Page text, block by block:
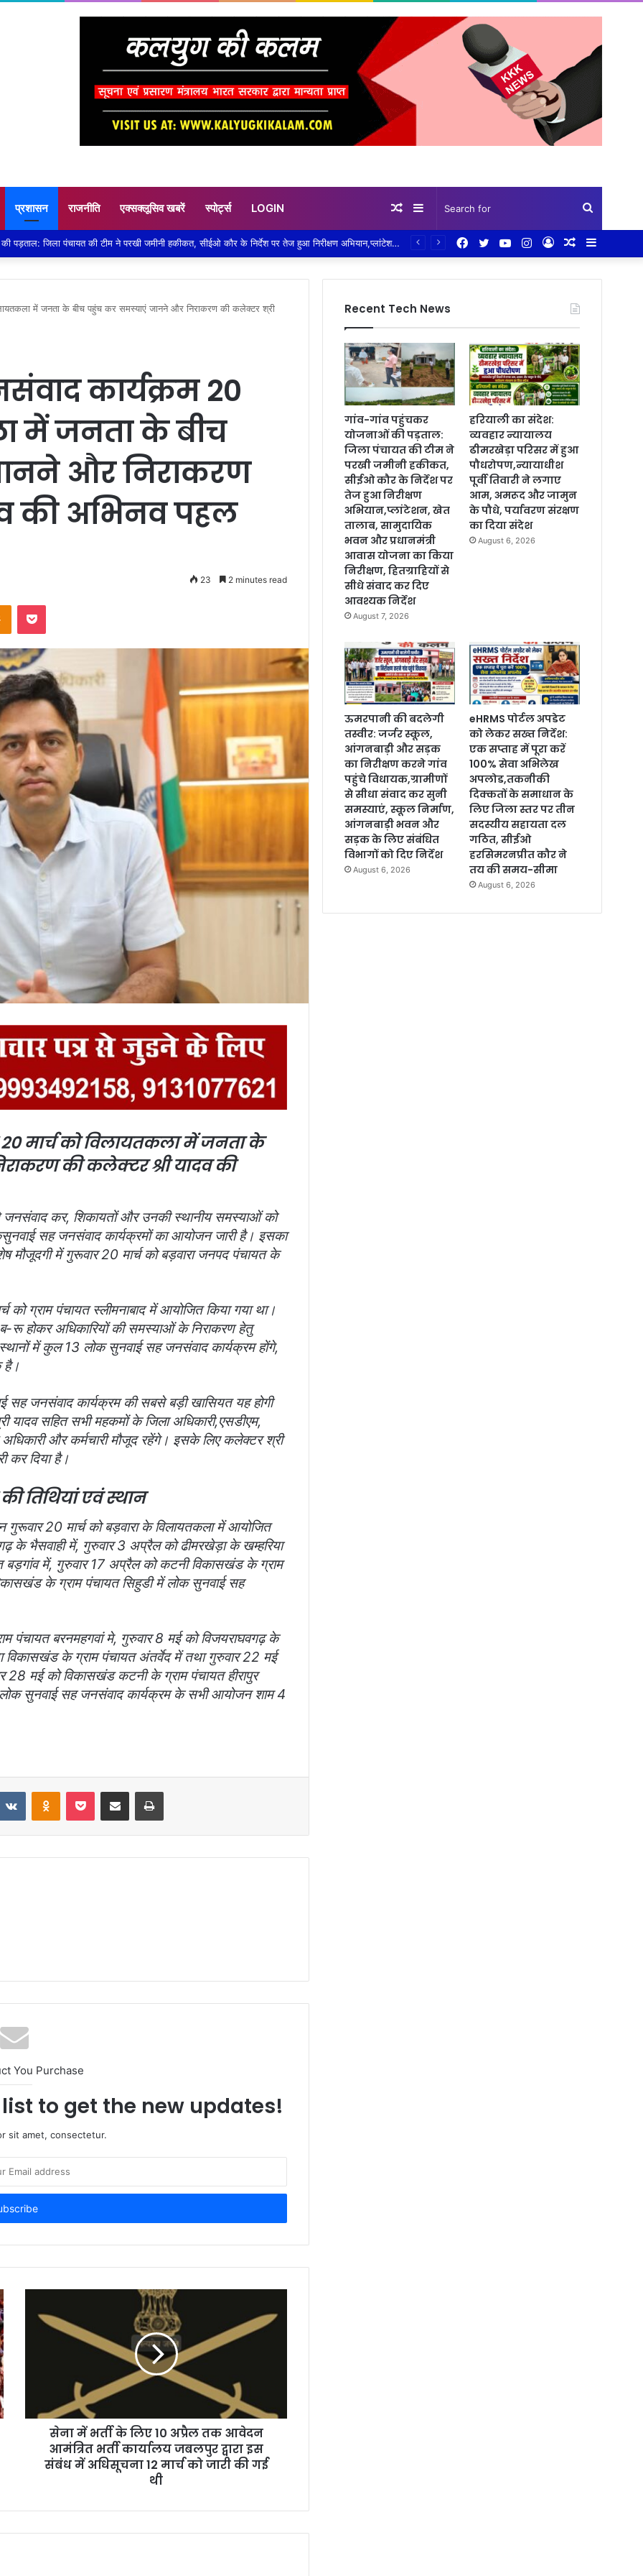
प्रशासन राजनीति एक्सक्लूसिव खबरें स्पोर्ट्स LOGIN
for
Sidebar
Random
हरियाली का संदेश: व्यवहार न्यायालय ढीमरखेड़ा परिसर में हुआ पौधरोपण,न्यायाधीश पूर्वी तिवारी ने लगाए आम, अमरूद और जामुन के पौधे, पर्यावरण संरक्षण का दिया संदेश
Random
Log
Instagram
YouTube
Twitter
Facebook
में जनता के बीच पहुंच कर समस्याएं जानने और निराकरण की कलेक्टर श्री
कार्यक्रम 20
में जनता के बीच
और निराकरण
की अभिनव पहल
23 2 minutes read
मार्च को विलायतकला मेंजनता के
की कलेक्टर श्री यादव की
कर, शिकायतों और उनकी स्थानीय समस्याओं को
सह जनसंवाद कार्यक्रमों का आयोजन जारी है। इसका
मौजूदगी में गुरूवार 20 मार्च को बड़वारा जनपद पंचायत के
को ग्राम पंचायत स्लीमनाबाद में आयोजित किया गया था।
रू होकर अधिकारियों की समस्याओं के निराकरण हेतु
में कुल 13 लोक सुनवाई सह जनसंवाद कार्यक्रम होंगे,
है।
सह जनसंवाद कार्यक्रम की सबसे बड़ी खासियत यह होगी
सहित सभी महकमों के जिला अधिकारी,एसडीएम,
और कर्मचारी मौजूद रहेंगे। इसके लिए कलेक्टर श्री
कर दिया है।
तिथियां एवं स्थान
20 मार्च को बड़वारा के विलायतकला में आयोजित
के भैसवाही में, गुरुवार 3 अप्रैल को ढीमरखेड़ा के खम्हरिया
बड़गांव में, गुरुवार 17 अप्रैल को कटनी विकासखंड के ग्राम
के ग्राम पंचायत सिहुडी में लोक सुनवाई सह
पंचायत बरनमहगवां मे, गुरुवार 8 मई को विजयराघवगढ़ के
विकासखंड के ग्राम पंचायत अंतर्वेद में तथा गुरुवार 22 मई
28 मई को विकासखंड कटनी के ग्राम पंचायत हीरापुर
सुनवाई सह जनसंवाद कार्यक्रम के सभी आयोजन शाम 4
You Purchase
to get the new updates!
sit amet, consectetur.
सेना में भर्ती के लिए 10 अप्रैल तक आवेदन
आमंत्रित भर्ती कार्यालय जबलपुर द्वारा इस
संबंध में अधिसूचना 12 मार्च को जारी की गई
थी
Recent Tech News
गांव-गांव पहुंचकर
योजनाओं की पड़ताल:
जिला पंचायत की टीम ने
परखी जमीनी हकीकत,
सीईओ कौर के निर्देश पर
तेज हुआ निरीक्षण
अभियान,प्लांटेशन, खेत
तालाब, सामुदायिक
भवन और प्रधानमंत्री
आवास योजना का किया
निरीक्षण, हितग्राहियों से
सीधे संवाद कर दिए
आवश्यक निर्देश
August 7, 2026
हरियाली का संदेश:
व्यवहार न्यायालय
ढीमरखेड़ा परिसर में हुआ
पौधरोपण,न्यायाधीश
पूर्वी तिवारी ने लगाए
आम, अमरूद और जामुन
के पौधे, पर्यावरण संरक्षण
का दिया संदेश
August 6, 2026
ऊमरपानी की बदलेगी
तस्वीर: जर्जर स्कूल,
आंगनबाड़ी और सड़क
का निरीक्षण करने गांव
पहुंचे विधायक,ग्रामीणों
से सीधा संवाद कर सुनी
समस्याएं, स्कूल निर्माण,
आंगनबाड़ी भवन और
सड़क के लिए संबंधित
विभागों को दिए निर्देश
August 6, 2026
eHRMS पोर्टल अपडेट
को लेकर सख्त निर्देश:
एक सप्ताह में पूरा करें
100% सेवा अभिलेख
अपलोड,तकनीकी
दिक्कतों के समाधान के
लिए जिला स्तर पर तीन
सदस्यीय सहायता दल
गठित, सीईओ
हरसिमरनप्रीत कौर ने
तय की समय-सीमा
August 6, 2026